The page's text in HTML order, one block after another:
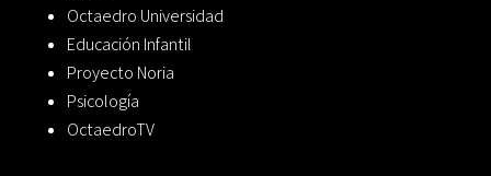
Octaedro Universidad
Educación Infantil
Proyecto Noria
Psicología
OctaedroTV